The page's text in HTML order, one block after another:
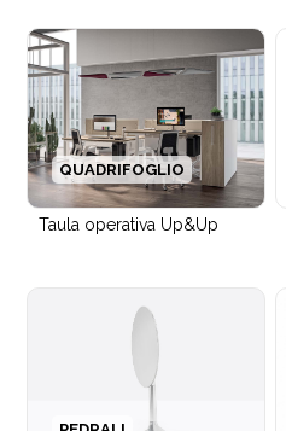
Taula operativa Up&Up
QUADRIFOGLIO